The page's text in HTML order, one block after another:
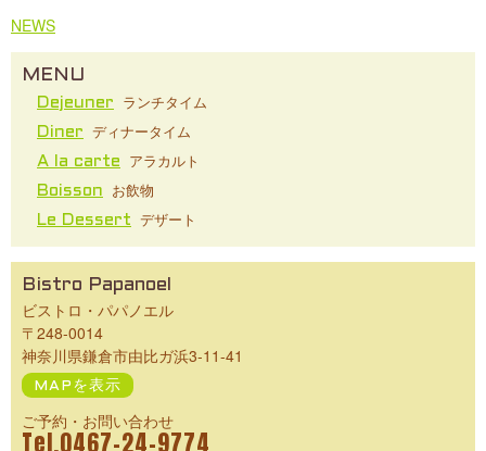
NEWS
MENU
Dejeuner ランチタイム
Diner ディナータイム
A la carte アラカルト
Boisson お飲物
Le Dessert デザート
Bistro Papanoel
ビストロ・パパノエル
〒248-0014
神奈川県鎌倉市由比ガ浜3-11-41
MAPを表示
ご予約・お問い合わせ
Tel.0467-24-9774